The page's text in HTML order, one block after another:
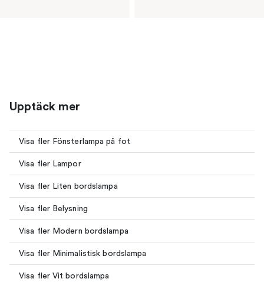
Upptäck mer
Visa fler Fönsterlampa på fot
Visa fler Lampor
Visa fler Liten bordslampa
Visa fler Belysning
Visa fler Modern bordslampa
Visa fler Minimalistisk bordslampa
Visa fler Vit bordslampa